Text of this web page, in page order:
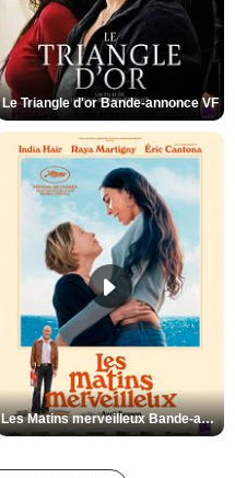
Le Triangle d'or Bande-annonce VF
Les Matins merveilleux Bande-annonce VF